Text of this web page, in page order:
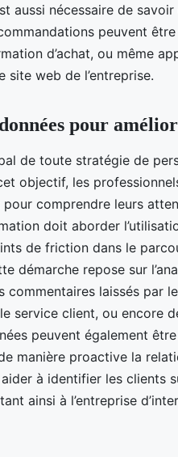
aussi nécessaire de
peuvent
d’achat, ou même
site web de l’entreprise.
pour
de toute stratégie de
objectif, les
comprendre leurs
doit aborder
de friction dans le
démarche repose sur
commentaires laissés par
service client, ou encore
peuvent également
manière proactive la
à identifier les clients
ainsi à l’entreprise